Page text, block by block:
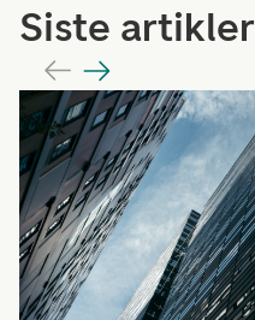
Siste artikler